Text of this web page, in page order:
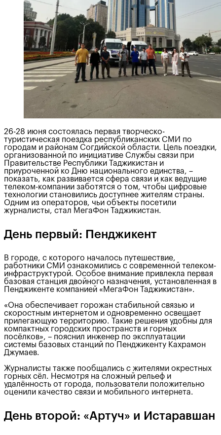
26-28 июня состоялась первая творческо-
туристическая поездка республиканских СМИ по
городам и районам Согдийской области. Цель поездки,
организованной по инициативе Службы связи при
Правительстве Республики Таджикистан и
приуроченной ко Дню национального единства, –
показать, как развивается сфера связи и как ведущие
телеком-компании заботятся о том, чтобы цифровые
технологии становились доступнее жителям страны.
Одним из операторов, чьи объекты посетили
журналисты, стал МегаФон Таджикистан.
День первый: Пенджикент
В городе, с которого началось путешествие,
работники СМИ ознакомились с современной телеком-
инфраструктурой. Особое внимание привлекла первая
базовая станция двойного назначения, установленная в
Пенджикенте компанией «МегаФон Таджикистан».
«Она обеспечивает горожан стабильной связью и
скоростным интернетом и одновременно освещает
прилегающую территорию. Такие решения удобны для
компактных городских пространств и горных
посёлков», – пояснил инженер по эксплуатации
системы базовых станций по Пенджикенту Кахрамон
Джумаев.
Журналисты также пообщались с жителями окрестных
горных сёл. Несмотря на сложный рельеф и
удалённость от города, пользователи положительно
оценили качество связи и мобильного интернета.
День второй: «Артуч» и Истаравшан